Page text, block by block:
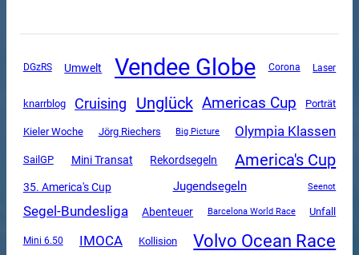
DGzRS Umwelt Vendee Globe Corona Laser
knarrblog Cruising Unglück Americas Cup Porträt
Kieler Woche Jörg Riechers Big Picture Olympia Klassen
SailGP Mini Transat Rekordsegeln America's Cup
35. America's Cup Jugendsegeln Seenot
Segel-Bundesliga Abenteuer Barcelona World Race Unfall
Mini 6.50 IMOCA Kollision Volvo Ocean Race